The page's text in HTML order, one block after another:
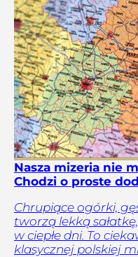
Nasza mizeria nie
Chodzi o proste
Chrupiące ogórki,
tworzą lekką
w ciepłe dni. To
klasycznej polskiej